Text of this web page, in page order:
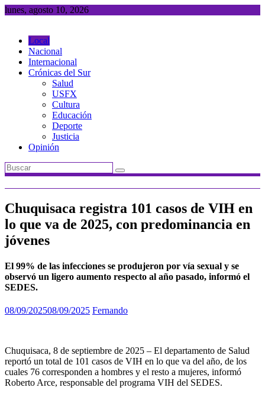
Saltar
lunes, agosto 10, 2026
Local
Nacional
Internacional
Crónicas del Sur
Salud
USFX
Cultura
Educación
Deporte
Justicia
Opinión
Chuquisaca registra 101 casos de VIH en
lo que va de 2025, con predominancia en
jóvenes
El 99% de las infecciones se produjeron por vía sexual y se
observó un ligero aumento respecto al año pasado, informó el
SEDES.
08/09/202508/09/2025 Fernando
Chuquisaca, 8 de septiembre de 2025 – El departamento de Salud
reportó un total de 101 casos de VIH en lo que va del año, de los
cuales 76 corresponden a hombres y el resto a mujeres, informó
Roberto Arce, responsable del programa VIH del SEDES.